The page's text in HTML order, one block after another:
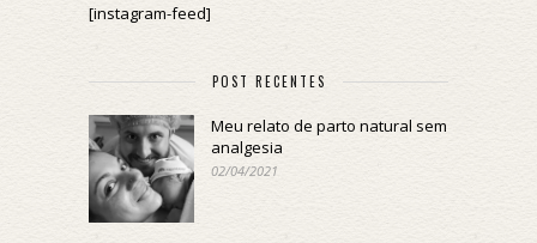
[instagram-feed]
POST RECENTES
Meu relato de parto natural sem
analgesia
02/04/2021